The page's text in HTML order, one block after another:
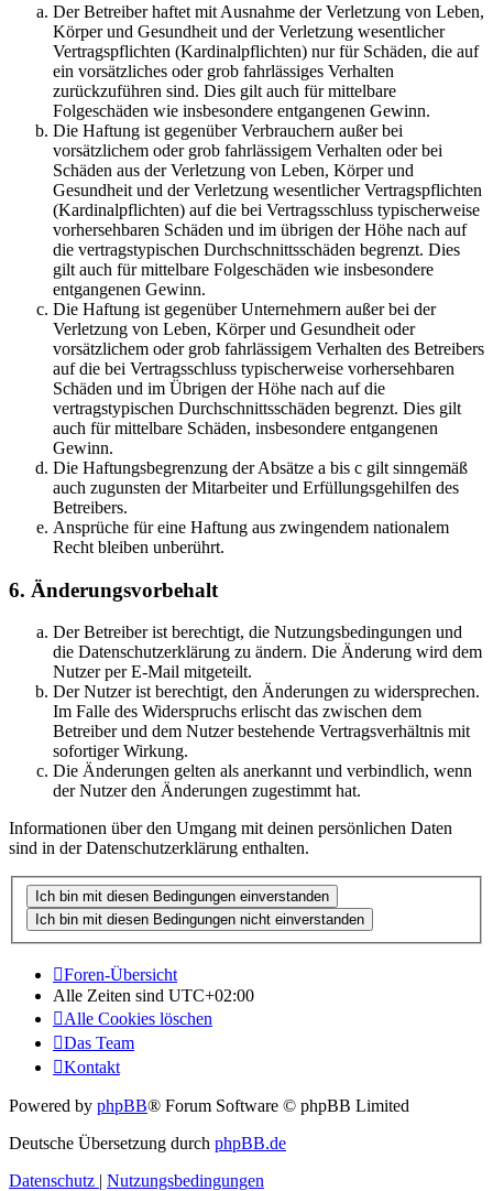
Der Betreiber haftet mit Ausnahme der Verletzung von Leben,
Körper und Gesundheit und der Verletzung wesentlicher
Vertragspflichten (Kardinalpflichten) nur für Schäden, die auf
ein vorsätzliches oder grob fahrlässiges Verhalten
zurückzuführen sind. Dies gilt auch für mittelbare
Folgeschäden wie insbesondere entgangenen Gewinn.
Die Haftung ist gegenüber Verbrauchern außer bei
vorsätzlichem oder grob fahrlässigem Verhalten oder bei
Schäden aus der Verletzung von Leben, Körper und
Gesundheit und der Verletzung wesentlicher Vertragspflichten
(Kardinalpflichten) auf die bei Vertragsschluss typischerweise
vorhersehbaren Schäden und im übrigen der Höhe nach auf
die vertragstypischen Durchschnittsschäden begrenzt. Dies
gilt auch für mittelbare Folgeschäden wie insbesondere
entgangenen Gewinn.
Die Haftung ist gegenüber Unternehmern außer bei der
Verletzung von Leben, Körper und Gesundheit oder
vorsätzlichem oder grob fahrlässigem Verhalten des Betreibers
auf die bei Vertragsschluss typischerweise vorhersehbaren
Schäden und im Übrigen der Höhe nach auf die
vertragstypischen Durchschnittsschäden begrenzt. Dies gilt
auch für mittelbare Schäden, insbesondere entgangenen
Gewinn.
Die Haftungsbegrenzung der Absätze a bis c gilt sinngemäß
auch zugunsten der Mitarbeiter und Erfüllungsgehilfen des
Betreibers.
Ansprüche für eine Haftung aus zwingendem nationalem
Recht bleiben unberührt.
6. Änderungsvorbehalt
Der Betreiber ist berechtigt, die Nutzungsbedingungen und
die Datenschutzerklärung zu ändern. Die Änderung wird dem
Nutzer per E-Mail mitgeteilt.
Der Nutzer ist berechtigt, den Änderungen zu widersprechen.
Im Falle des Widerspruchs erlischt das zwischen dem
Betreiber und dem Nutzer bestehende Vertragsverhältnis mit
sofortiger Wirkung.
Die Änderungen gelten als anerkannt und verbindlich, wenn
der Nutzer den Änderungen zugestimmt hat.
Informationen über den Umgang mit deinen persönlichen Daten
sind in der Datenschutzerklärung enthalten.
Foren-Übersicht
Alle Zeiten sind UTC+02:00
Alle Cookies löschen
Das Team
Kontakt
Powered by phpBB® Forum Software © phpBB Limited
Deutsche Übersetzung durch phpBB.de
Datenschutz | Nutzungsbedingungen